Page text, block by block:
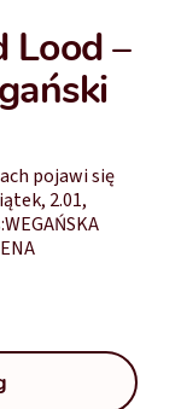
Lood –
pojawi się
2.01,